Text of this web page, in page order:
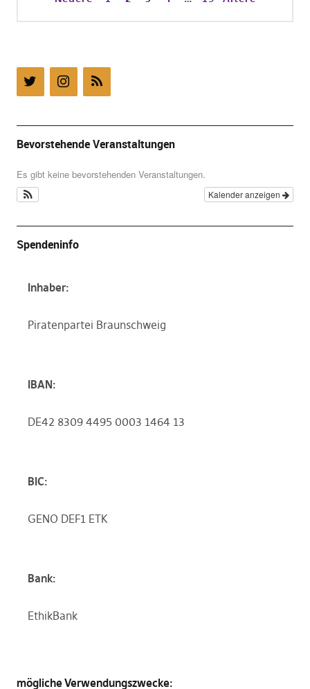
Bevorstehende Veranstaltungen
Es gibt keine bevorstehenden Veranstaltungen.
Kalender anzeigen
Spendeninfo
Inhaber:
Piratenpartei Braunschweig
IBAN:
DE42 8309 4495 0003 1464 13
BIC:
GENO DEF1 ETK
Bank:
EthikBank
mögliche Verwendungszwecke: